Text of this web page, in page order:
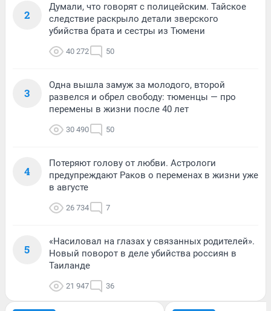
2
Думали, что говорят с полицейским. Тайское
следствие раскрыло детали зверского
убийства брата и сестры из Тюмени
40 272 50
3
Одна вышла замуж за молодого, второй
развелся и обрел свободу: тюменцы — про
перемены в жизни после 40 лет
30 490 50
4
Потеряют голову от любви. Астрологи
предупреждают Раков о переменах в жизни уже
в августе
26 734 7
5
«Насиловал на глазах у связанных родителей».
Новый поворот в деле убийства россиян в
Таиланде
21 947 36